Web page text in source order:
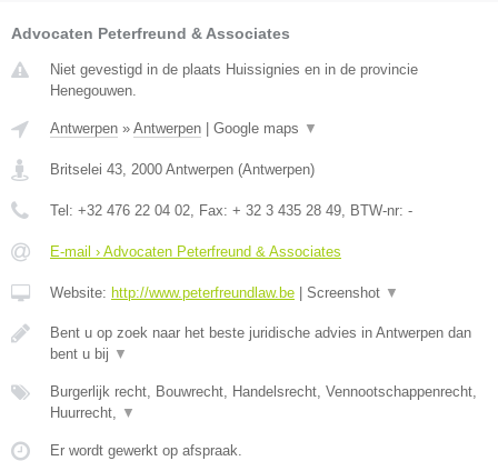
Advocaten Peterfreund & Associates
Niet gevestigd in de plaats Huissignies en in de provincie
Henegouwen.
Antwerpen » Antwerpen Google maps ▼
Britselei 43, 2000 Antwerpen (Antwerpen)
Tel: +32 476 22 04 02, Fax: + 32 3 435 28 49, BTW-nr: -
E-mail › Advocaten Peterfreund & Associates
Website: http://www.peterfreundlaw.be Screenshot ▼
Bent u op zoek naar het beste juridische advies in Antwerpen dan
bent u bij ▼
Burgerlijk recht, Bouwrecht, Handelsrecht, Vennootschappenrecht,
Huurrecht, ▼
Er wordt gewerkt op afspraak.